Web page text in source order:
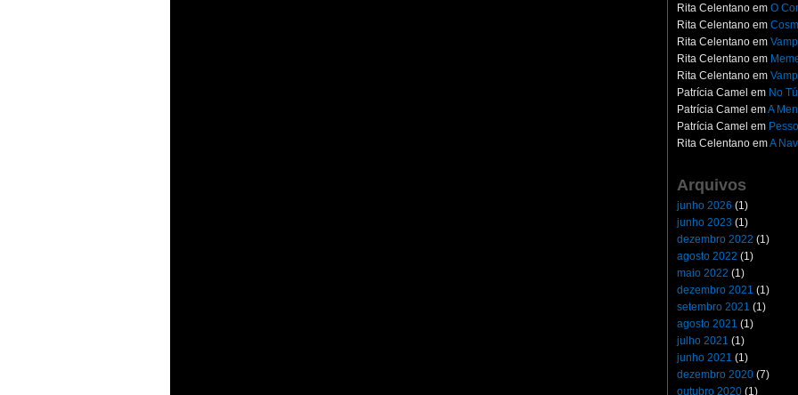
Rita Celentano em O
Rita Celentano em
Rita Celentano em
Rita Celentano em
Rita Celentano em
Patrícia Camel em No
Patrícia Camel emA
Patrícia Camel em
Rita Celentano emA
Arquivos
junho 2026 (1)
junho 2023 (1)
dezembro 2022 (1)
agosto 2022 (1)
maio 2022 (1)
dezembro 2021 (1)
setembro 2021 (1)
agosto 2021 (1)
julho 2021 (1)
junho 2021 (1)
dezembro 2020 (7)
outubro 2020 (1)